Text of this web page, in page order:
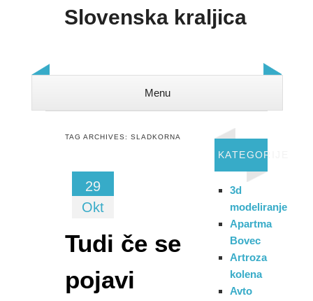
Slovenska kraljica
Menu
TAG ARCHIVES:SLADKORNA
29
Okt
Tudi če se
pojavi
KATEGORIJE
3d
modeliranje
Apartma
Bovec
Artroza
kolena
Avto